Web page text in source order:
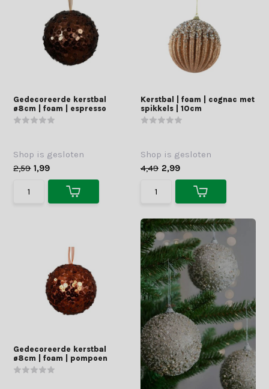
Gedecoreerde kerstbal
ø8cm | foam | espresso
Shop is gesloten
2,59 1,99
Kerstbal | foam | cognac met
spikkels | 10cm
Shop is gesloten
4,49 2,99
Gedecoreerde kerstbal
ø8cm | foam | pompoen